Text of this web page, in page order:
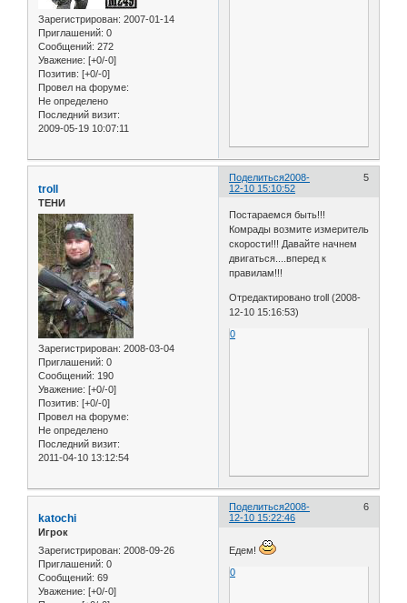
Зарегистрирован: 2007-01-14
Приглашений: 0
Сообщений: 272
Уважение: [+0/-0]
Позитив: [+0/-0]
Провел на форуме:
Не определено
Последний визит:
2009-05-19 10:07:11
Поделиться 5
2008-
12-10 15:10:52
troll
ТЕНИ
Зарегистрирован: 2008-03-04
Приглашений: 0
Сообщений: 190
Уважение: [+0/-0]
Позитив: [+0/-0]
Провел на форуме:
Не определено
Последний визит:
2011-04-10 13:12:54
Постараемся быть!!!
Комрады возмите измеритель
скорости!!! Давайте начнем
двигаться....вперед к
правилам!!!
Отредактировано troll (2008-
12-10 15:16:53)
0
Поделиться 6
2008-
12-10 15:22:46
katochi
Игрок
Зарегистрирован: 2008-09-26
Приглашений: 0
Сообщений: 69
Уважение: [+0/-0]
Едем!
0